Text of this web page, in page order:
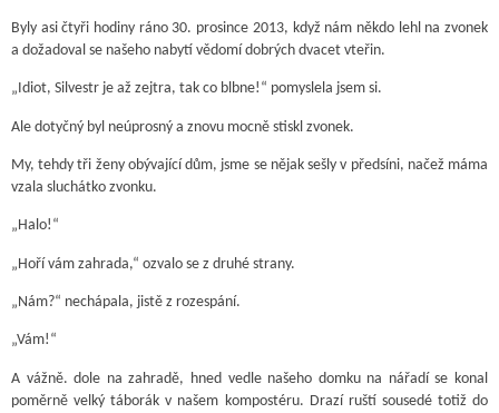
Byly asi čtyři hodiny ráno 30. prosince 2013, když nám někdo lehl na zvonek
a dožadoval se našeho nabytí vědomí dobrých dvacet vteřin.
„Idiot, Silvestr je až zejtra, tak co blbne!“ pomyslela jsem si.
Ale dotyčný byl neúprosný a znovu mocně stiskl zvonek.
My, tehdy tři ženy obývající dům, jsme se nějak sešly v předsíni, načež máma
vzala sluchátko zvonku.
„Halo!“
„Hoří vám zahrada,“ ozvalo se z druhé strany.
„Nám?“ nechápala, jistě z rozespání.
„Vám!“
A vážně. dole na zahradě, hned vedle našeho domku na nářadí se konal
poměrně velký táborák v našem kompostéru. Drazí ruští sousedé totiž do